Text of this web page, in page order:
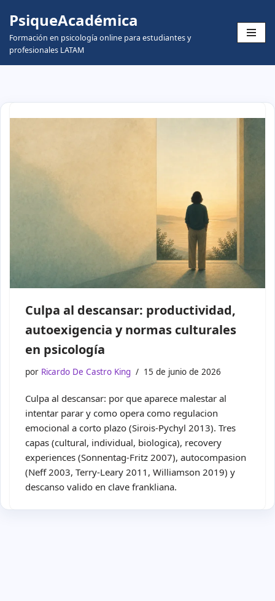
Skip
to
content
PsiqueAcadémica
Formación en psicología online para estudiantes y
profesionales LATAM
Culpa al descansar: productividad,
autoexigencia y normas culturales
en psicología
por Ricardo De Castro King 15 de junio de 2026
Culpa al descansar: por que aparece malestar al
intentar parar y como opera como regulacion
emocional a corto plazo (Sirois-Pychyl 2013). Tres
capas (cultural, individual, biologica), recovery
experiences (Sonnentag-Fritz 2007), autocompasion
(Neff 2003, Terry-Leary 2011, Williamson 2019) y
descanso valido en clave frankliana.